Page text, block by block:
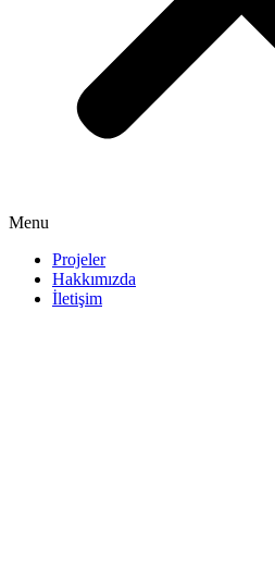
Menu
Projeler
Hakkımızda
İletişim